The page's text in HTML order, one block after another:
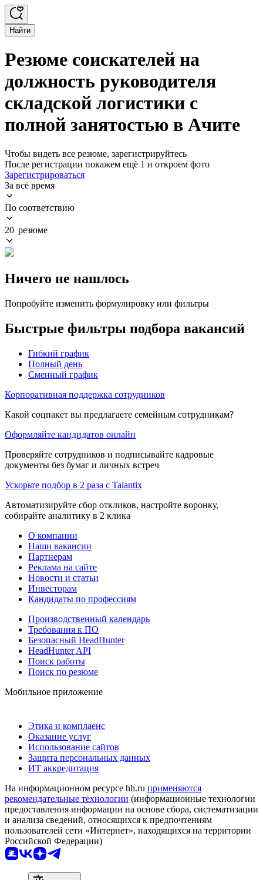
Найти
Резюме соискателей на
должность руководителя
складской логистики с
полной занятостью в Ачите
Чтобы видеть все резюме, зарегистрируйтесь
После регистрации покажем ещё 1 и откроем фото
Зарегистрироваться
За всё время
По соответствию
20 резюме
Ничего не нашлось
Попробуйте изменить формулировку или фильтры
Быстрые фильтры подбора вакансий
Гибкий график
Полный день
Сменный график
Корпоративная поддержка сотрудников
Какой соцпакет вы предлагаете семейным сотрудникам?
Оформляйте кандидатов онлайн
Проверяйте сотрудников и подписывайте кадровые
документы без бумаг и личных встреч
Ускорьте подбор в 2 раза с Talantix
Автоматизируйте сбор откликов, настройте воронку,
собирайте аналитику в 2 клика
О компании
Наши вакансии
Партнерам
Реклама на сайте
Новости и статьи
Инвесторам
Кандидаты по профессиям
Производственный календарь
Требования к ПО
Безопасный HeadHunter
HeadHunter API
Поиск работы
Поиск по резюме
Мобильное приложение
Этика и комплаенс
Оказание услуг
Использование сайтов
Защита персональных данных
ИТ аккредитация
На информационном ресурсе hh.ru применяются
рекомендательные технологии (информационные технологии
предоставления информации на основе сбора, систематизации
и анализа сведений, относящихся к предпочтениям
пользователей сети «Интернет», находящихся на территории
Российской Федерации)